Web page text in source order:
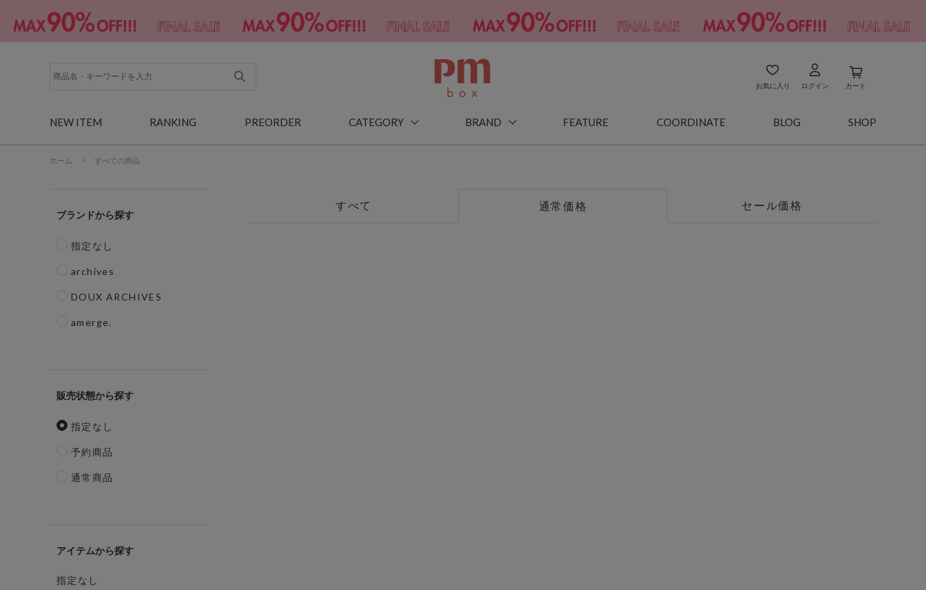
お気に入り ログイン カート
NEW ITEM RANKING PREORDER CATEGORY BRAND FEATURE COORDINATE BLOG SHOP
ホーム > すべての商品
ブランド
指定なし
archives
DOUX ARCHIVES
amerge.
販売状態
指定なし
予約商品
通常商品
アイテム
指定なし
すべて 通常価格 セール価格